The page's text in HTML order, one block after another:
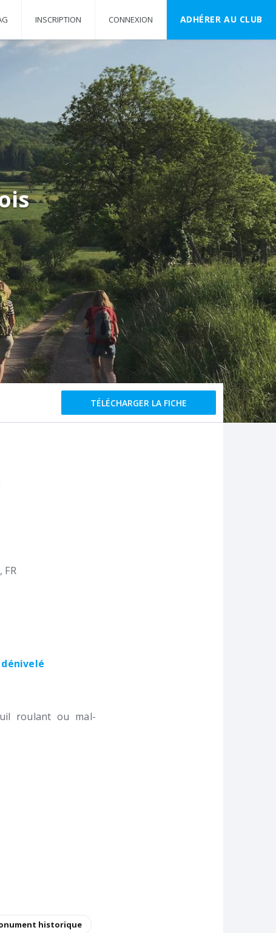
INSCRIPTION CONNEXION ADHÉRER AU CLUB
TÉLÉCHARGER LA FICHE
FR
roulant ou mal-
historique